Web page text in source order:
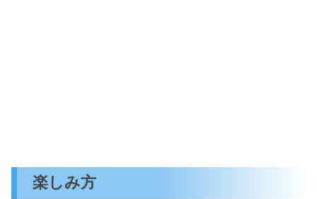
楽しみ方